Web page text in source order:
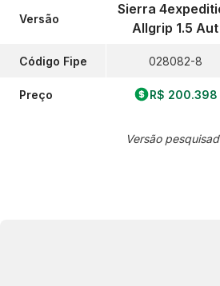
Versão
Código Fipe
Preço
Sierra
Allgrip 1.5 Aut
028082-8
R$ 200.398
Versão